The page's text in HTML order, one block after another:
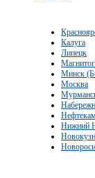
Калуга
Липецк
Минск
Москва
Нижний